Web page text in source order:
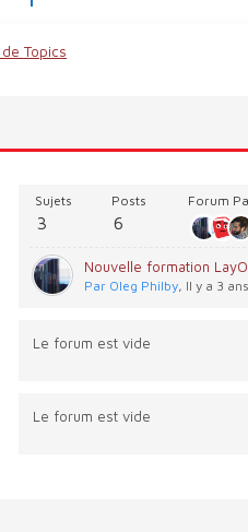
Topics
Sujets
3
Posts
6
Forum
Par Oleg Philby, Il y a 3 ans
Le forum est vide
Le forum est vide